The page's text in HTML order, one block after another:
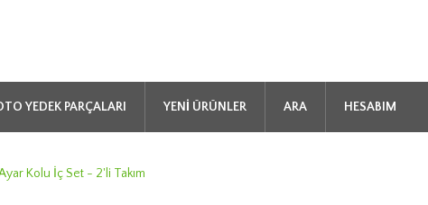
YEDEK PARÇALARI YENI ÜRÜNLER ARA HESABIM
Kolu İç Set - 2'li Takım